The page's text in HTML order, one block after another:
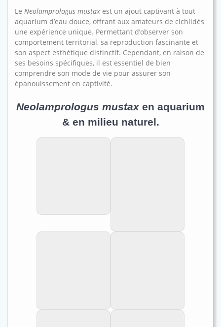
Le Neolamprologus mustax est un ajout captivant à tout
aquarium d’eau douce, offrant aux amateurs de cichlidés
une expérience unique. Permettant d’observer son
comportement territorial, sa reproduction fascinante et
son aspect esthétique distinctif. Cependant, en raison de
ses besoins spécifiques, il est essentiel de bien
comprendre son mode de vie pour assurer son
épanouissement en captivité.
Neolamprologus mustax en aquarium
& en milieu naturel.